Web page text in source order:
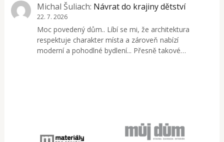
Michal Šuliach: Návrat do krajiny dětství
22. 7. 2026
Moc povedený dům.. Líbí se mi, že architektura
respektuje charakter místa a zároveň nabízí
moderní a pohodlné bydlení... Přesně takové…